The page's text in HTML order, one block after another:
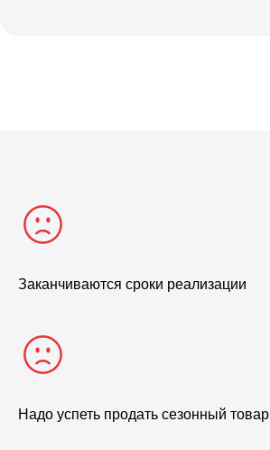
Заканчиваются сроки реализации
Надо успеть продать сезонный товар